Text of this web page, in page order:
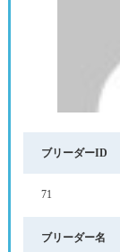
ブリーダーID
71
ブリーダー名